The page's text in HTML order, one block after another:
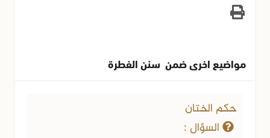
مواضيع اخرى ضمن سنن الفطرة
حكم الختان
السؤال :